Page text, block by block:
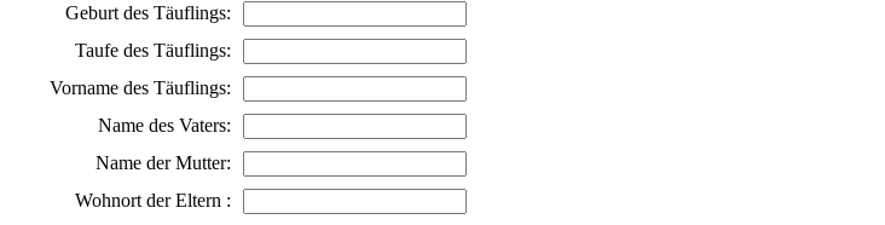
Geburt des Täuflings:
Taufe des Täuflings:
Vorname des Täuflings:
Name des Vaters:
Name der Mutter:
Wohnort der Eltern :